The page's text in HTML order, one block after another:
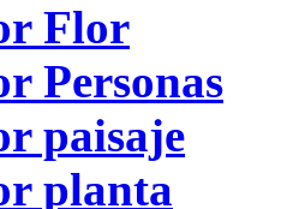
Flor
Personas
paisaje
planta